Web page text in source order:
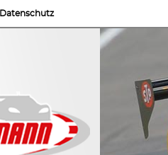
Datenschutz